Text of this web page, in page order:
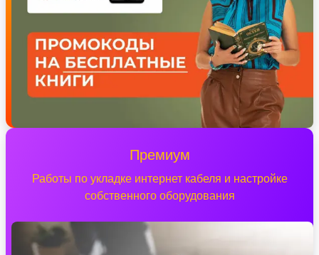
Премиум
Работы по укладке интернет кабеля и настройке
собственного оборудования